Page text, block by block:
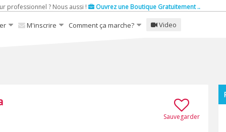
professionnel ? Nous aussi ! Ouvrez une Boutique Gratuitement ..
M'inscrire Comment ça marche? Video
Sauvegarder